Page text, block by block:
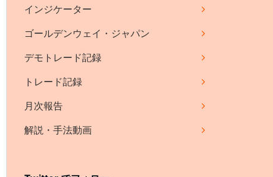
インジケーター
ゴールデンウェイ・ジャパン
デモトレード記録
トレード記録
月次報告
解説・手法動画